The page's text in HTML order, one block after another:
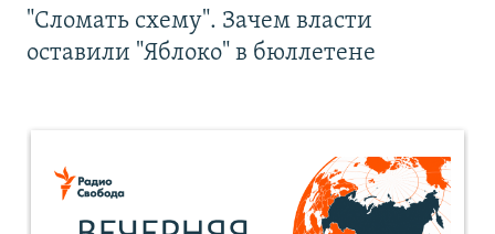
"Сломать схему". Зачем власти
оставили "Яблоко" в бюллетене